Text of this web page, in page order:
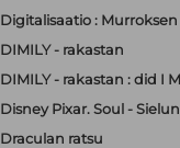
Digitalisaatio :
DIMILY - rakastan
DIMILY - rakastan : did I
Disney Pixar. Soul -
Draculan ratsu